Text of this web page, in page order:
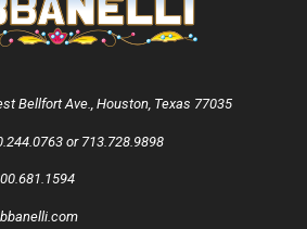
Bellfort Ave., Houston, Texas 77035
or 713.728.9898